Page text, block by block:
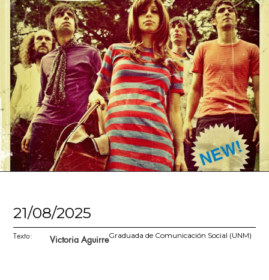
21/08/2025
Texto: Victoria AguirreGraduada de Comunicación Social (UNM)